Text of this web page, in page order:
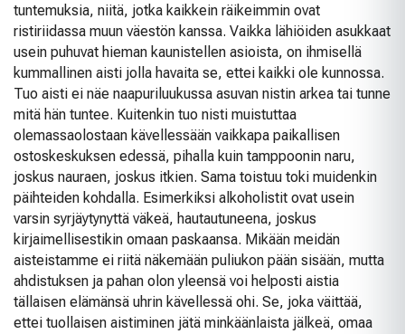
tuntemuksia, niitä, jotka kaikkein räikeimmin ovat
ristiriidassa muun väestön kanssa. Vaikka lähiöiden asukkaat
usein puhuvat hieman kaunistellen asioista, on ihmisellä
kummallinen aisti jolla havaita se, ettei kaikki ole kunnossa.
Tuo aisti ei näe naapuriluukussa asuvan nistin arkea tai tunne
mitä hän tuntee. Kuitenkin tuo nisti muistuttaa
olemassaolostaan kävellessään vaikkapa paikallisen
ostoskeskuksen edessä, pihalla kuin tamppoonin naru,
joskus nauraen, joskus itkien. Sama toistuu toki muidenkin
päihteiden kohdalla. Esimerkiksi alkoholistit ovat usein
varsin syrjäytynyttä väkeä, hautautuneena, joskus
kirjaimellisestikin omaan paskaansa. Mikään meidän
aisteistamme ei riitä näkemään puliukon pään sisään, mutta
ahdistuksen ja pahan olon yleensä voi helposti aistia
tällaisen elämänsä uhrin kävellessä ohi. Se, joka väittää,
ettei tuollaisen aistiminen jätä minkäänlaista jälkeä, omaa